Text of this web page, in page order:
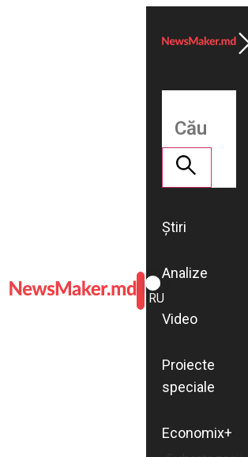
ROMÂNĂ
RU
Știri
Analize
Video
Proiecte
speciale
Economix+